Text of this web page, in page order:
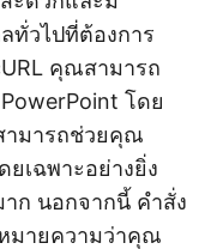
ทั่วไปที่ต้องการ
คุณสามารถ
โดย
ามารถช่วยคุณ
เฉพาะอย่างยิ่ง
ก นอกจากนี้ คำสั่ง
มายความว่าคุณ